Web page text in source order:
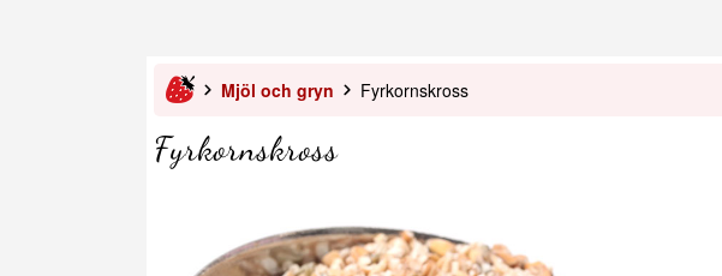
Mjöl och gryn Fyrkornskross
Fyrkornskross